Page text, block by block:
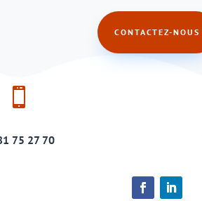
CONTACTEZ-NOUS

75 27 70